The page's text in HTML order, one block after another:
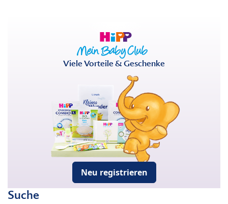
Viele Vorteile & Geschenke
Neu registrieren
Suche